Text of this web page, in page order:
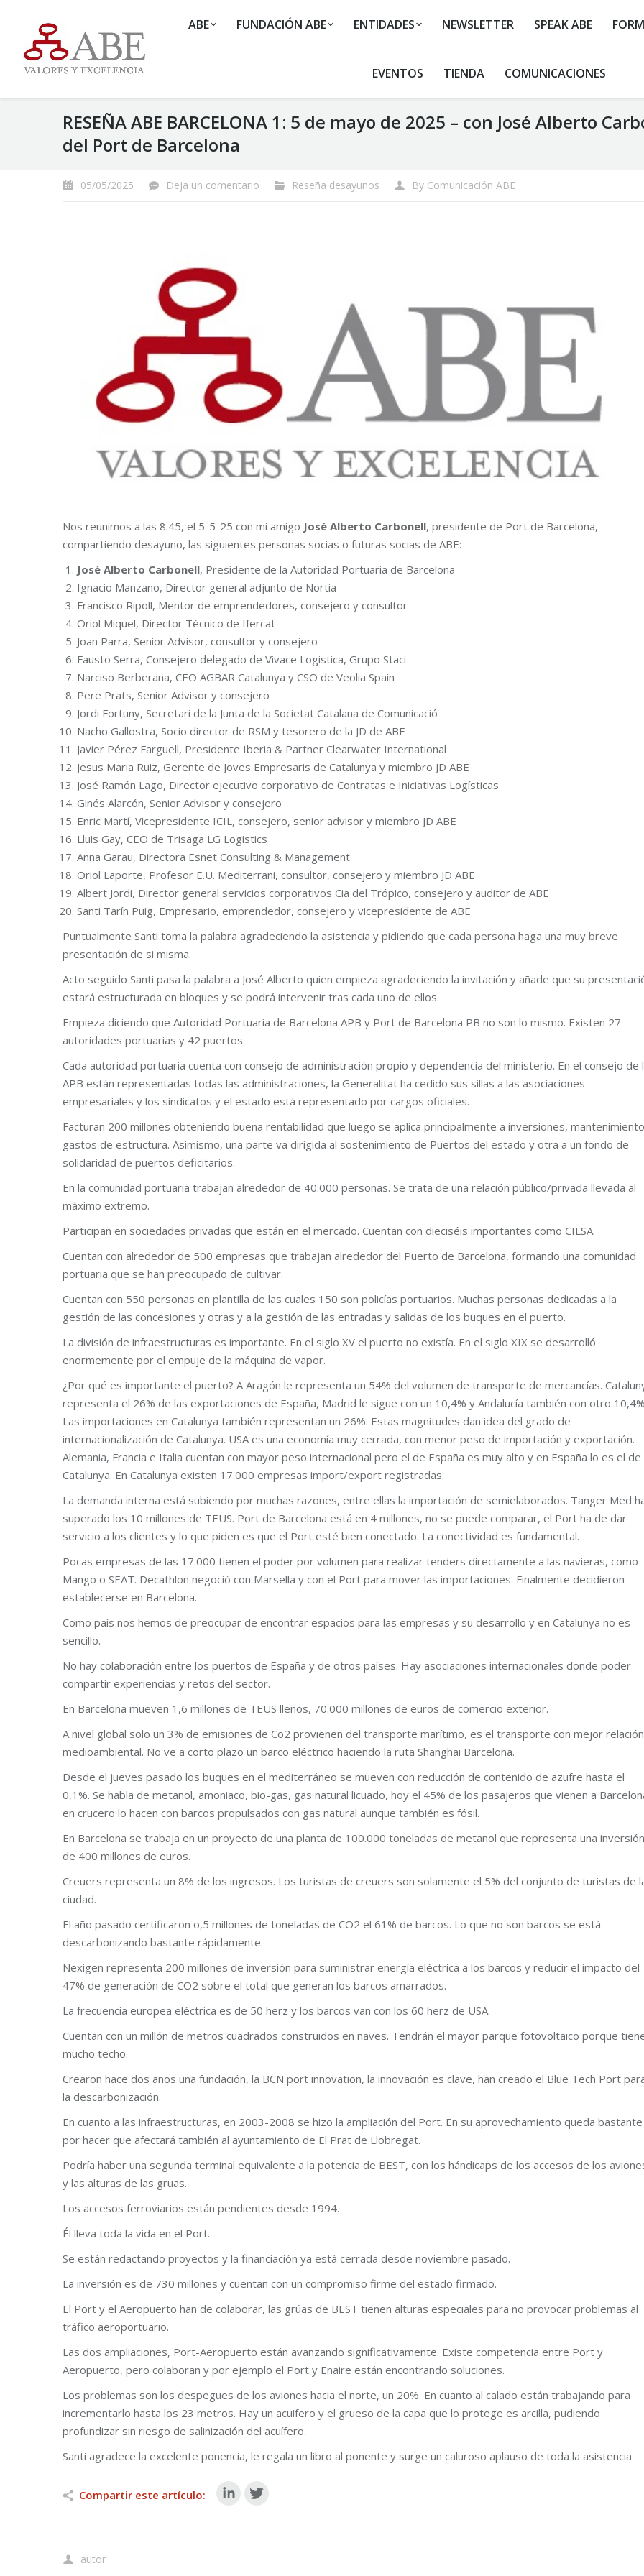
ABE FUNDACIÓN ABE ENTIDADES NEWSLETTER SPEAK ABE
EVENTOS TIENDA COMUNICACIONES
RESEÑA ABE BARCELONA 1: 5 de mayo de 2025 – con José Alberto
del Port de Barcelona
05/05/2025 Deja un comentario Reseña desayunos By Comunicación ABE
Nos reunimos a las 8:45, el 5-5-25 con mi amigo José Alberto Carbonell, presidente de Port de Barcelona,
compartiendo desayuno, las siguientes personas socias o futuras socias de ABE:
José Alberto Carbonell, Presidente de la Autoridad Portuaria de Barcelona
Ignacio Manzano, Director general adjunto de Nortia
Francisco Ripoll, Mentor de emprendedores, consejero y consultor
Oriol Miquel, Director Técnico de Ifercat
Joan Parra, Senior Advisor, consultor y consejero
Fausto Serra, Consejero delegado de Vivace Logistica, Grupo Staci
Narciso Berberana, CEO AGBAR Catalunya y CSO de Veolia Spain
Pere Prats, Senior Advisor y consejero
Jordi Fortuny, Secretari de la Junta de la Societat Catalana de Comunicació
Nacho Gallostra, Socio director de RSM y tesorero de la JD de ABE
Javier Pérez Farguell, Presidente Iberia & Partner Clearwater International
Jesus Maria Ruiz, Gerente de Joves Empresaris de Catalunya y miembro JD ABE
José Ramón Lago, Director ejecutivo corporativo de Contratas e Iniciativas Logísticas
Ginés Alarcón, Senior Advisor y consejero
Enric Martí, Vicepresidente ICIL, consejero, senior advisor y miembro JD ABE
Lluis Gay, CEO de Trisaga LG Logistics
Anna Garau, Directora Esnet Consulting & Management
Oriol Laporte, Profesor E.U. Mediterrani, consultor, consejero y miembro JD ABE
Albert Jordi, Director general servicios corporativos Cia del Trópico, consejero y auditor de ABE
Santi Tarín Puig, Empresario, emprendedor, consejero y vicepresidente de ABE
Puntualmente Santi toma la palabra agradeciendo la asistencia y pidiendo que cada persona haga una muy breve
presentación de si misma.
Acto seguido Santi pasa la palabra a José Alberto quien empieza agradeciendo la invitación y añade que su
estará estructurada en bloques y se podrá intervenir tras cada uno de ellos.
Empieza diciendo que Autoridad Portuaria de Barcelona APB y Port de Barcelona PB no son lo mismo. Existen 27
autoridades portuarias y 42 puertos.
Cada autoridad portuaria cuenta con consejo de administración propio y dependencia del ministerio. En el consejo de
APB están representadas todas las administraciones, la Generalitat ha cedido sus sillas a las asociaciones
empresariales y los sindicatos y el estado está representado por cargos oficiales.
Facturan 200 millones obteniendo buena rentabilidad que luego se aplica principalmente a inversiones,
gastos de estructura. Asimismo, una parte va dirigida al sostenimiento de Puertos del estado y otra a un fondo de
solidaridad de puertos deficitarios.
En la comunidad portuaria trabajan alrededor de 40.000 personas. Se trata de una relación público/privada llevada al
máximo extremo.
Participan en sociedades privadas que están en el mercado. Cuentan con dieciséis importantes como CILSA.
Cuentan con alrededor de 500 empresas que trabajan alrededor del Puerto de Barcelona, formando una comunidad
portuaria que se han preocupado de cultivar.
Cuentan con 550 personas en plantilla de las cuales 150 son policías portuarios. Muchas personas dedicadas a la
gestión de las concesiones y otras y a la gestión de las entradas y salidas de los buques en el puerto.
La división de infraestructuras es importante. En el siglo XV el puerto no existía. En el siglo XIX se desarrolló
enormemente por el empuje de la máquina de vapor.
¿Por qué es importante el puerto? A Aragón le representa un 54% del volumen de transporte de mercancías.
representa el 26% de las exportaciones de España, Madrid le sigue con un 10,4% y Andalucía también con otro
Las importaciones en Catalunya también representan un 26%. Estas magnitudes dan idea del grado de
internacionalización de Catalunya. USA es una economía muy cerrada, con menor peso de importación y exportación.
Alemania, Francia e Italia cuentan con mayor peso internacional pero el de España es muy alto y en España lo es el de
Catalunya. En Catalunya existen 17.000 empresas import/export registradas.
La demanda interna está subiendo por muchas razones, entre ellas la importación de semielaborados. Tanger Med
superado los 10 millones de TEUS. Port de Barcelona está en 4 millones, no se puede comparar, el Port ha de dar
servicio a los clientes y lo que piden es que el Port esté bien conectado. La conectividad es fundamental.
Pocas empresas de las 17.000 tienen el poder por volumen para realizar tenders directamente a las navieras, como
Mango o SEAT. Decathlon negoció con Marsella y con el Port para mover las importaciones. Finalmente decidieron
establecerse en Barcelona.
Como país nos hemos de preocupar de encontrar espacios para las empresas y su desarrollo y en Catalunya no es
sencillo.
No hay colaboración entre los puertos de España y de otros países. Hay asociaciones internacionales donde poder
compartir experiencias y retos del sector.
En Barcelona mueven 1,6 millones de TEUS llenos, 70.000 millones de euros de comercio exterior.
A nivel global solo un 3% de emisiones de Co2 provienen del transporte marítimo, es el transporte con mejor relación
medioambiental. No ve a corto plazo un barco eléctrico haciendo la ruta Shanghai Barcelona.
Desde el jueves pasado los buques en el mediterráneo se mueven con reducción de contenido de azufre hasta el
0,1%. Se habla de metanol, amoniaco, bio-gas, gas natural licuado, hoy el 45% de los pasajeros que vienen a
en crucero lo hacen con barcos propulsados con gas natural aunque también es fósil.
En Barcelona se trabaja en un proyecto de una planta de 100.000 toneladas de metanol que representa una inversión
de 400 millones de euros.
Creuers representa un 8% de los ingresos. Los turistas de creuers son solamente el 5% del conjunto de turistas de
ciudad.
El año pasado certificaron o,5 millones de toneladas de CO2 el 61% de barcos. Lo que no son barcos se está
descarbonizando bastante rápidamente.
Nexigen representa 200 millones de inversión para suministrar energía eléctrica a los barcos y reducir el impacto del
47% de generación de CO2 sobre el total que generan los barcos amarrados.
La frecuencia europea eléctrica es de 50 herz y los barcos van con los 60 herz de USA.
Cuentan con un millón de metros cuadrados construidos en naves. Tendrán el mayor parque fotovoltaico porque
mucho techo.
Crearon hace dos años una fundación, la BCN port innovation, la innovación es clave, han creado el Blue Tech Port
la descarbonización.
En cuanto a las infraestructuras, en 2003-2008 se hizo la ampliación del Port. En su aprovechamiento queda bastante
por hacer que afectará también al ayuntamiento de El Prat de Llobregat.
Podría haber una segunda terminal equivalente a la potencia de BEST, con los hándicaps de los accesos de los
y las alturas de las gruas.
Los accesos ferroviarios están pendientes desde 1994.
Él lleva toda la vida en el Port.
Se están redactando proyectos y la financiación ya está cerrada desde noviembre pasado.
La inversión es de 730 millones y cuentan con un compromiso firme del estado firmado.
El Port y el Aeropuerto han de colaborar, las grúas de BEST tienen alturas especiales para no provocar problemas al
tráfico aeroportuario.
Las dos ampliaciones, Port-Aeropuerto están avanzando significativamente. Existe competencia entre Port y
Aeropuerto, pero colaboran y por ejemplo el Port y Enaire están encontrando soluciones.
Los problemas son los despegues de los aviones hacia el norte, un 20%. En cuanto al calado están trabajando para
incrementarlo hasta los 23 metros. Hay un acuifero y el grueso de la capa que lo protege es arcilla, pudiendo
profundizar sin riesgo de salinización del acuífero.
Santi agradece la excelente ponencia, le regala un libro al ponente y surge un caluroso aplauso de toda la asistencia
Compartir este artículo:
autor